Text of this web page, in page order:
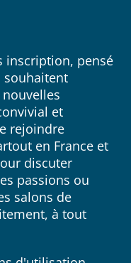
inscription, pensé
souhaitent
et
rejoindre
en France et
discuter
passions ou
salons de
à tout